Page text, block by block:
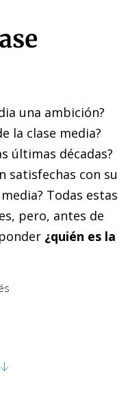
una ambición?
la clase media?
últimas décadas?
satisfechas con su
Todas estas
pero, antes de
¿quién es la